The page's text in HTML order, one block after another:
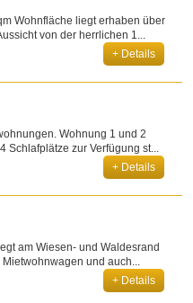
Wohnfläche liegt erhaben über
von der herrlichen 1...
+ Details
Wohnung 1 und 2
Schlafplätze zur Verfügung st...
+ Details
am Wiesen- und Waldesrand
und auch...
+ Details